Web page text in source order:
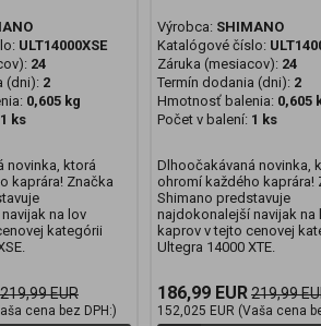
ULT14000XSE
24
(dni): 2
0,605 kg
1 ks
novinka, ktorá
kaprára! Značka
na lov
kategórii
219,99 EUR
cena bez DPH:)
Výrobca: SHIMANO
Katalógové číslo:
Záruka (mesiacov): 24
Termín dodania (dni): 2
Hmotnosť balenia: 0,605
Počet v balení: 1 ks
Dlhoočakávaná novinka,
ohromí každého kaprára!
Shimano predstavuje
najdokonalejší navijak na
kaprov v tejto cenovej
Ultegra 14000 XTE.
186,99 EUR219,99
152,025 EUR (Vaša cena